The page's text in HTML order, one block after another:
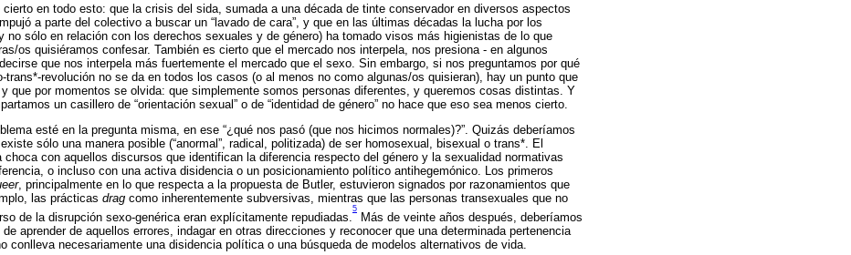
en todo esto: que la crisis del sida, sumada a una década de tinte conservador en diversos aspectos
a parte del colectivo a buscar un “lavado de cara”, y que en las últimas décadas la lucha por los
no sólo en relación con los derechos sexuales y de género) ha tomado visos más higienistas de lo que
os quisiéramos confesar. También es cierto que el mercado nos interpela, nos presiona - en algunos
que nos interpela más fuertemente el mercado que el sexo. Sin embargo, si nos preguntamos por qué
trans*-revolución no se da en todos los casos (o al menos no como algunas/os quisieran), hay un punto que
que por momentos se olvida: que simplemente somos personas diferentes, y queremos cosas distintas. Y
un casillero de “orientación sexual” o de “identidad de género” no hace que eso sea menos cierto.
esté en la pregunta misma, en ese “¿qué nos pasó (que nos hicimos normales)?”. Quizás deberíamos
sólo una manera posible (“anormal”, radical, politizada) de ser homosexual, bisexual o trans*. El
choca con aquellos discursos que identifican la diferencia respecto del género y la sexualidad normativas
o incluso con una activa disidencia o un posicionamiento político antihegemónico. Los primeros
, principalmente en lo que respecta a la propuesta de Butler, estuvieron signados por razonamientos que
las prácticas drag como inherentemente subversivas, mientras que las personas transexuales que no
de la disrupción sexo-genérica eran explícitamente repudiadas.
5
Más de veinte años después, deberíamos
aprender de aquellos errores, indagar en otras direcciones y reconocer que una determinada pertenencia
conlleva necesariamente una disidencia política o una búsqueda de modelos alternativos de vida.